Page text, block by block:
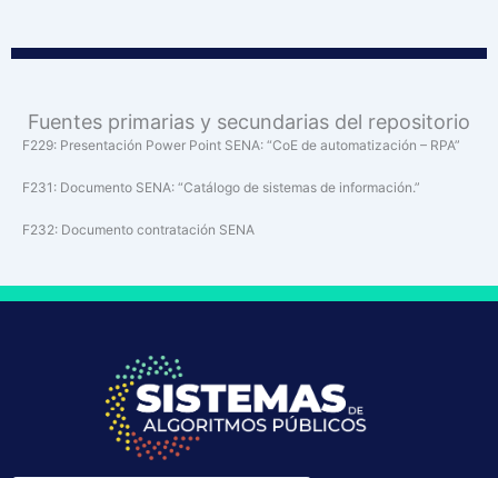
Fuentes primarias y secundarias del repositorio
F229: Presentación Power Point SENA: “CoE de automatización – RPA”
F231: Documento SENA: “Catálogo de sistemas de información.”
F232: Documento contratación SENA